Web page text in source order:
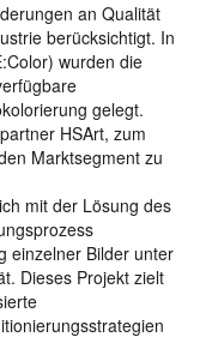
an Qualität
berücksichtigt. In
wurden die
gelegt.
HSArt, zum
Marktsegment zu
mit der Lösung des
einzelner Bilder unter
Dieses Projekt zielt